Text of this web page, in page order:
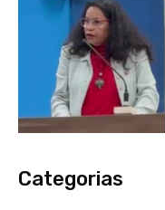
Categorias